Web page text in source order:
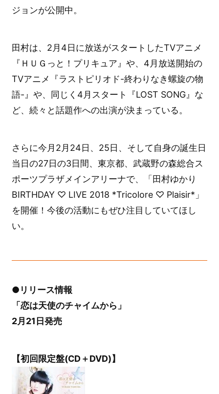
ジョンが公開中。
田村は、2月4日に放送がスタートしたTVアニメ
『ＨＵＧっと！プリキュア』や、4月放送開始の
TVアニメ『ラストピリオド-終わりなき螺旋の物
語-』や、同じく4月スタート『LOST SONG』な
ど、続々と話題作への出演が決まっている。
さらに今月2月24日、25日、そして自身の誕生日
当日の27日の3日間、東京都、武蔵野の森総合ス
ポーツプラザメインアリーナで、「田村ゆかり
BIRTHDAY ♡ LIVE 2018 *Tricolore ♡ Plaisir*」
を開催！今後の活動にもぜひ注目していてほし
い。
●リリース情報
「恋は天使のチャイムから」
2月21日発売
【初回限定盤(CD＋DVD)】